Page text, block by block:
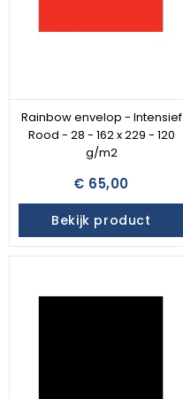
Rainbow envelop - Intensief
Rood - 28 - 162 x 229 - 120
g/m2
€ 65,00
Bekijk product